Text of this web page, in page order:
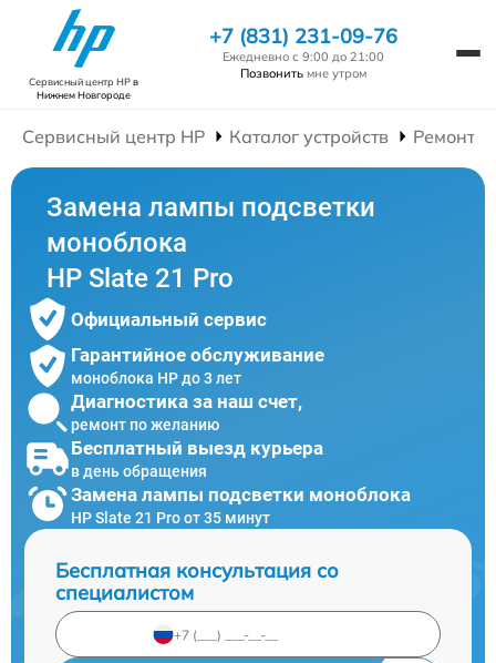
Сервисный центр HPв
Нижнем Новгороде
+7 (831) 231-09-76
Ежедневно с 9:00 до 21:00
Позвонить мне утром
Сервисный центр HP Каталог устройств Ремонт
Замена лампы подсветки
моноблока
HP Slate 21 Pro
Официальный сервис
Гарантийное обслуживание
моноблока HP до 3 лет
Диагностика за наш счет,
ремонт по желанию
Бесплатный выезд курьера
в день обращения
Замена лампы подсветки моноблока
HP Slate 21 Pro от 35 минут
Бесплатная консультация со
специалистом